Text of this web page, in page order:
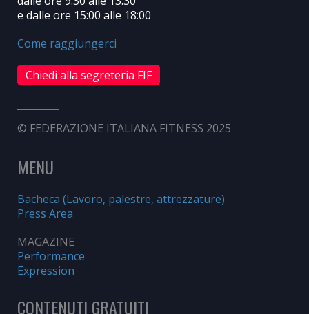
e dalle ore 15:00 alle 18:00
Come raggiungerci
Chiedi alla segreteria FIF
© FEDERAZIONE ITALIANA FITNESS 2025
MENU
Bacheca (Lavoro, palestre, attrezzature)
Press Area
MAGAZINE
Performance
Expression
CONTENUTI GRATUITI